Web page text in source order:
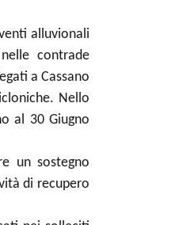
alluvionali
contrade
a Cassano
Nello
al 30 Giugno
un sostegno
di recupero